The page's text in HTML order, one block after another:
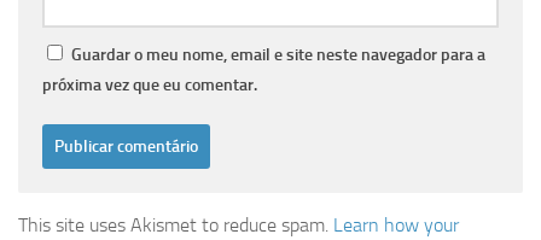
Guardar o meu nome, email e site neste navegador para a
próxima vez que eu comentar.
This site uses Akismet to reduce spam. Learn how your